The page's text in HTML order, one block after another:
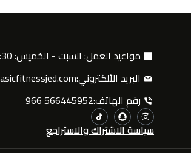
مواعيد العمل: السبت - الخميس: 4:30 م - 11 م
البريد الألكتروني:info@basicfitnessjed.com
رقم الهاتف:566445952 966
سياسة الاشتراك والاستراجع